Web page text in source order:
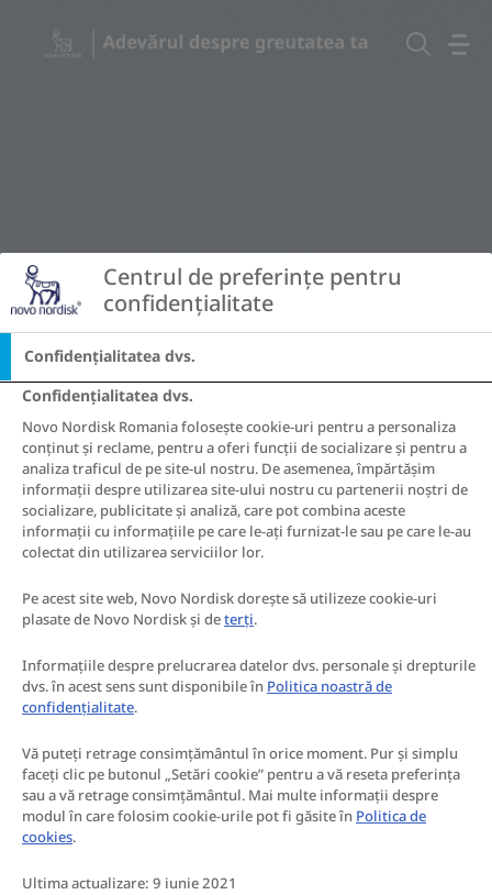
Centrul de preferințe pentru
confidențialitate
Confidențialitatea dvs.
Confidențialitatea dvs.
Novo Nordisk Romania folosește cookie-uri pentru a personaliza
conținut și reclame, pentru a oferi funcții de socializare și pentru a
analiza traficul de pe site-ul nostru. De asemenea, împărtășim
informații despre utilizarea site-ului nostru cu partenerii noștri de
socializare, publicitate și analiză, care pot combina aceste
informații cu informațiile pe care le-ați furnizat-le sau pe care le-au
colectat din utilizarea serviciilor lor.
Pe acest site web, Novo Nordisk dorește să utilizeze cookie-uri
plasate de Novo Nordisk și deterți.
Informațiile despre prelucrarea datelor dvs. personale și drepturile
dvs. în acest sens sunt disponibile în Politica noastră de
confidențialitate.
Vă puteți retrage consimțământul în orice moment. Pur și simplu
faceți clic pe butonul „Setări cookie” pentru a vă reseta preferința
sau a vă retrage consimțământul. Mai multe informații despre
modul în care folosim cookie-urile pot fi găsite în Politica de
cookies.
Ultima actualizare: 9 iunie 2021